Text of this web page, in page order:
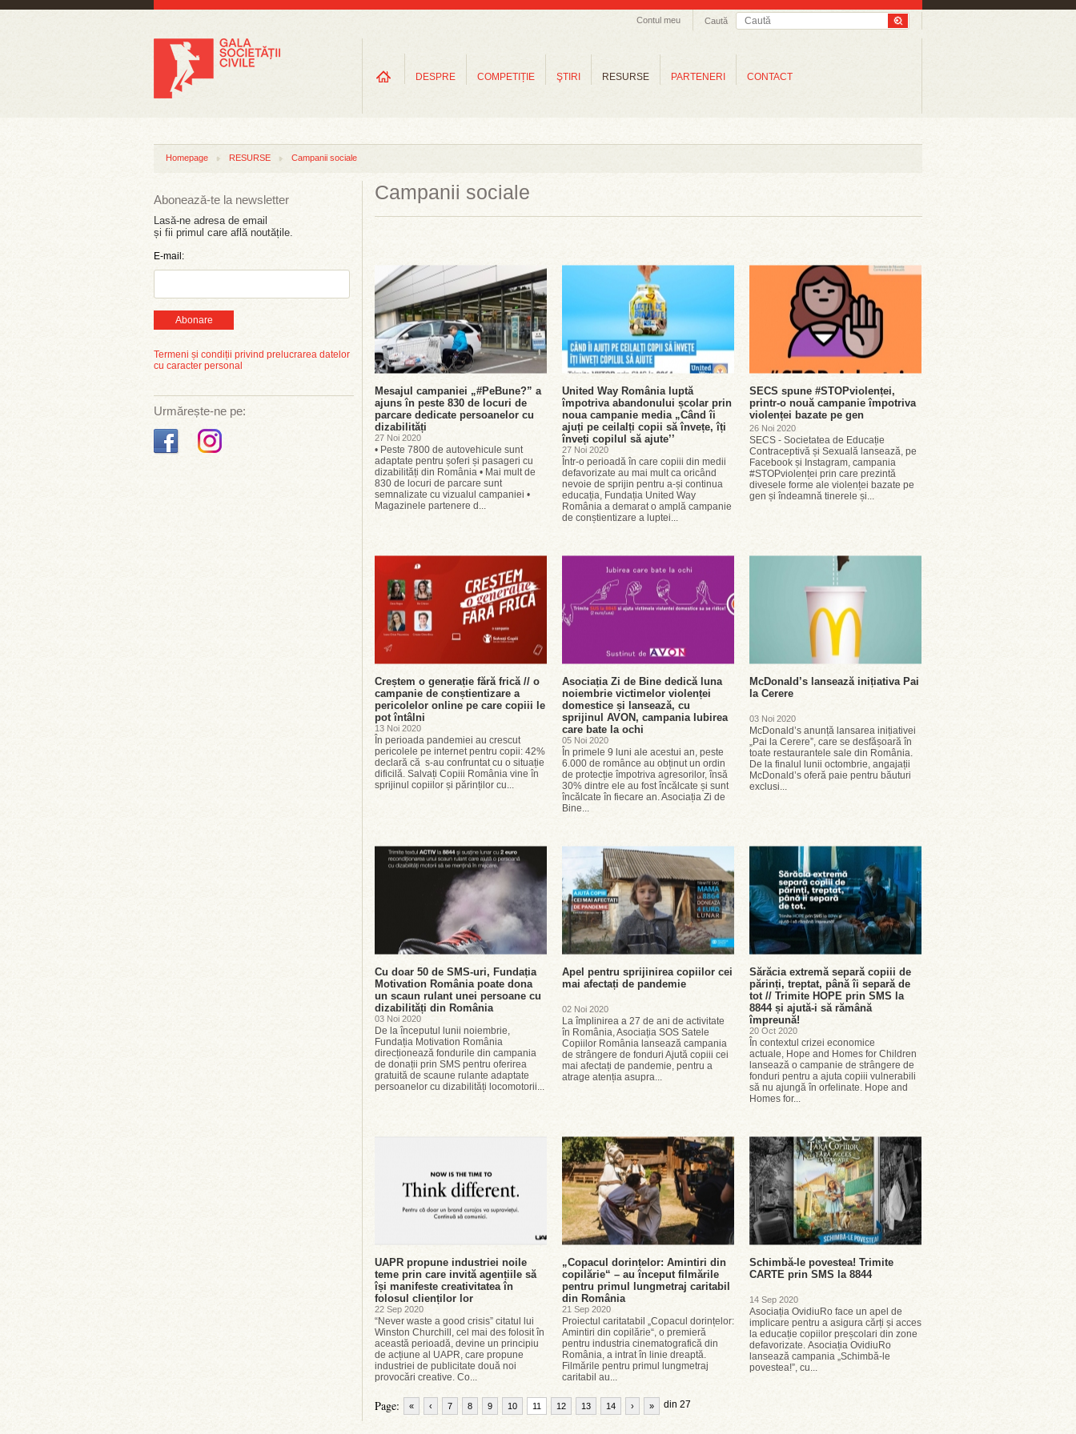
Caută
Contul meu
DESPRE COMPETIȚIE ŞTIRI RESURSE PARTENERI CONTACT
Homepage RESURSE Campanii sociale
Abonează-te la newsletter
Lasă-ne adresa de email
și fii primul care află noutățile.
E-mail:
Abonare
Termeni și condiții privind prelucrarea datelor
cu caracter personal
Urmărește-ne pe:
Campanii sociale
Mesajul campaniei „#PeBune?” a
ajuns în peste 830 de locuri de
parcare dedicate persoanelor cu
dizabilități
27 Noi 2020
• Peste 7800 de autovehicule sunt
adaptate pentru șoferi și pasageri cu
dizabilități din România • Mai mult de
830 de locuri de parcare sunt
semnalizate cu vizualul campaniei •
Magazinele partenere d...
United Way România luptă
împotriva abandonului școlar prin
noua campanie media „Când îi
ajuți pe ceilalți copii să învețe, îți
înveți copilul să ajute’’
27 Noi 2020
Într-o perioadă în care copiii din medii
defavorizate au mai mult ca oricând
nevoie de sprijin pentru a-și continua
educația, Fundația United Way
România a demarat o amplă campanie
de conștientizare a luptei...
SECS spune #STOPviolenței,
printr-o nouă campanie împotriva
violenței bazate pe gen
26 Noi 2020
SECS - Societatea de Educație
Contraceptivă și Sexuală lansează, pe
Facebook și Instagram, campania
#STOPviolenței prin care prezintă
divesele forme ale violenței bazate pe
gen și îndeamnă tinerele și...
Creștem o generație fără frică // o
campanie de conștientizare a
pericolelor online pe care copiii le
pot întâlni
13 Noi 2020
În perioada pandemiei au crescut
pericolele pe internet pentru copii: 42%
declară că s-au confruntat cu o situație
dificilă. Salvați Copiii România vine în
sprijinul copiilor și părinților cu...
Asociația Zi de Bine dedică luna
noiembrie victimelor violenței
domestice și lansează, cu
sprijinul AVON, campania Iubirea
care bate la ochi
05 Noi 2020
În primele 9 luni ale acestui an, peste
6.000 de românce au obținut un ordin
de protecție împotriva agresorilor, însă
30% dintre ele au fost încălcate și sunt
încălcate în fiecare an. Asociația Zi de
Bine...
McDonald’s lansează inițiativa Pai
la Cerere
03 Noi 2020
McDonald’s anunță lansarea inițiativei
„Pai la Cerere”, care se desfășoară în
toate restaurantele sale din România.
De la finalul lunii octombrie, angajații
McDonald’s oferă paie pentru băuturi
exclusi...
Cu doar 50 de SMS-uri, Fundația
Motivation România poate dona
un scaun rulant unei persoane cu
dizabilități din România
03 Noi 2020
De la începutul lunii noiembrie,
Fundația Motivation România
direcționează fondurile din campania
de donații prin SMS pentru oferirea
gratuită de scaune rulante adaptate
persoanelor cu dizabilități locomotorii...
Apel pentru sprijinirea copiilor cei
mai afectați de pandemie
02 Noi 2020
La împlinirea a 27 de ani de activitate
în România, Asociația SOS Satele
Copiilor România lansează campania
de strângere de fonduri Ajută copiii cei
mai afectați de pandemie, pentru a
atrage atenția asupra...
Sărăcia extremă separă copiii de
părinți, treptat, până îi separă de
tot // Trimite HOPE prin SMS la
8844 și ajută-i să rămână
împreună!
20 Oct 2020
În contextul crizei economice
actuale, Hope and Homes for Children
lansează o campanie de strângere de
fonduri pentru a ajuta copiii vulnerabili
să nu ajungă în orfelinate. Hope and
Homes for...
UAPR propune industriei noile
teme prin care invită agențiile să
își manifeste creativitatea în
folosul clienților lor
22 Sep 2020
“Never waste a good crisis” citatul lui
Winston Churchill, cel mai des folosit în
această perioadă, devine un principiu
de acțiune al UAPR, care propune
industriei de publicitate două noi
provocări creative. Co...
„Copacul dorințelor: Amintiri din
copilărie“ – au început filmările
pentru primul lungmetraj caritabil
din România
21 Sep 2020
Proiectul caritatabil „Copacul dorințelor:
Amintiri din copilărie“, o premieră
pentru industria cinematografică din
România, a intrat în linie dreaptă.
Filmările pentru primul lungmetraj
caritabil au...
Schimbă-le povestea! Trimite
CARTE prin SMS la 8844
14 Sep 2020
Asociația OvidiuRo face un apel de
implicare pentru a asigura cărți și acces
la educație copiilor preșcolari din zone
defavorizate. Asociația OvidiuRo
lansează campania „Schimbă-le
povestea!”, cu...
Page: « ‹ 7 8 9 10 11 12 13 14 din 27
› »